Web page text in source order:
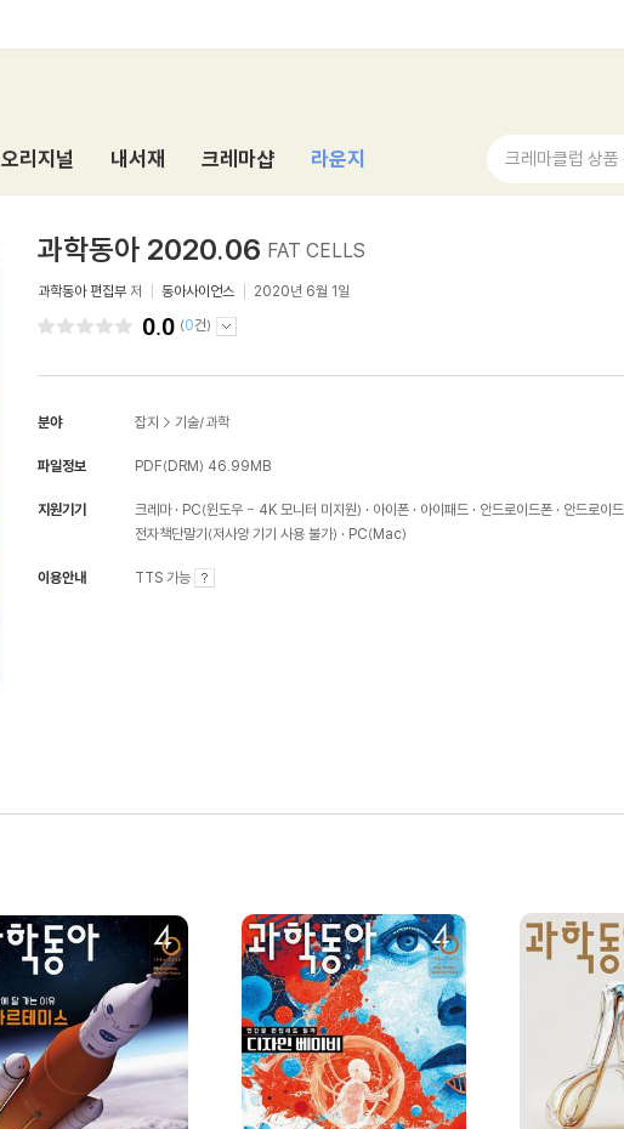
오리지널 내서재 크레마샵 라운지 크레마클럽 상품
과학동아 2020.06 FAT CELLS
과학동아 편집부 저 동아사이언스 2020년 6월 1일
0.0 (0건)
분야 잡지 > 기술/과학
파일정보 PDF(DRM) 46.99MB
지원기기 크레마 PC(윈도우 - 4K 모니터 미지원) 아이폰 아이패드 안드로이드폰
안드로이
전자책단말기(저사양 기기 사용 불가)
PC(Mac)
이용안내 TTS 가능